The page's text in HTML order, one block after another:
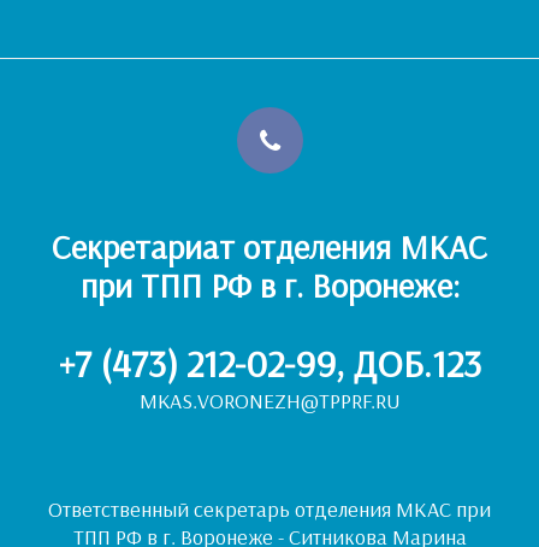
Секретариат отделения МКАС
при ТПП РФ в г. Воронеже:
+7 (473) 212-02-99, ДОБ.123
MKAS.VORONEZH@TPPRF.RU
Ответственный секретарь отделения МКАС при
ТПП РФ в г. Воронеже - Ситникова Марина